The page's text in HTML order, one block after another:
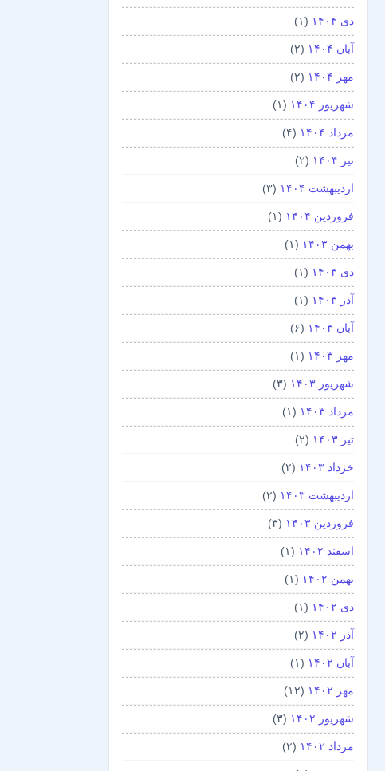
دی ۱۴۰۴ (۱)
آبان ۱۴۰۴ (۲)
مهر ۱۴۰۴ (۲)
شهریور ۱۴۰۴ (۱)
مرداد ۱۴۰۴ (۴)
تیر ۱۴۰۴ (۲)
اردیبهشت ۱۴۰۴ (۳)
فروردین ۱۴۰۴ (۱)
بهمن ۱۴۰۳ (۱)
دی ۱۴۰۳ (۱)
آذر ۱۴۰۳ (۱)
آبان ۱۴۰۳ (۶)
مهر ۱۴۰۳ (۱)
شهریور ۱۴۰۳ (۳)
مرداد ۱۴۰۳ (۱)
تیر ۱۴۰۳ (۲)
خرداد ۱۴۰۳ (۲)
اردیبهشت ۱۴۰۳ (۲)
فروردین ۱۴۰۳ (۳)
اسفند ۱۴۰۲ (۱)
بهمن ۱۴۰۲ (۱)
دی ۱۴۰۲ (۱)
آذر ۱۴۰۲ (۲)
آبان ۱۴۰۲ (۱)
مهر ۱۴۰۲ (۱۲)
شهریور ۱۴۰۲ (۳)
مرداد ۱۴۰۲ (۲)